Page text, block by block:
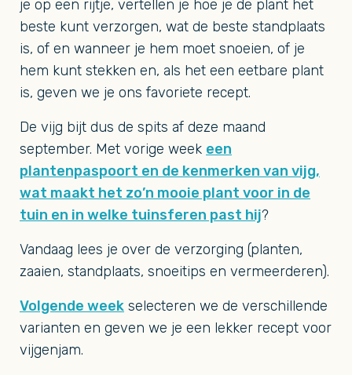
je op een rijtje, vertellen je hoe je de plant het
beste kunt verzorgen, wat de beste standplaats
is, of en wanneer je hem moet snoeien, of je
hem kunt stekken en, als het een eetbare plant
is, geven we je ons favoriete recept.
De vijg bijt dus de spits af deze maand
september. Met vorige week een
plantenpaspoort en de kenmerken van vijg,
wat maakt het zo’n mooie plant voor in de
tuin en in welke tuinsferen past hij?
Vandaag lees je over de verzorging (planten,
zaaien, standplaats, snoeitips en vermeerderen).
Volgende week selecteren we de verschillende
varianten en geven we je een lekker recept voor
vijgenjam.